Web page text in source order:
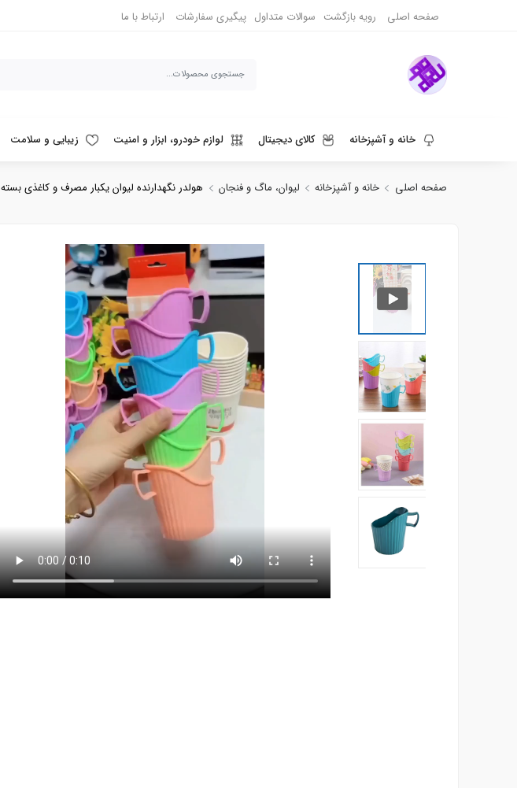
صفحه اصلی رویه بازگشت سوالات متداول پیگیری سفارشات ارتباط با ما
خانه و آشپزخانه کالای دیجیتال لوازم خودرو، ابزار و امنیت زیبایی و سلامت
ورزش، سفر و حیوانات دنیای قهوه و نوشیدنی صفحه اصلی خانه و آشپزخانه لیوان، ماگ و فنجان هولدر نگهدارنده لیوان یکبار مصرف و کاغذی بسته 10 عددی